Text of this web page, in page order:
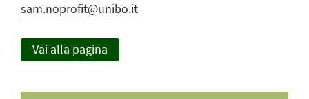
sam.noprofit@unibo.it
Vai alla pagina